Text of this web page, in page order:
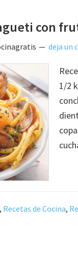
con
deja un
1/2
, Recetas de Cocina,